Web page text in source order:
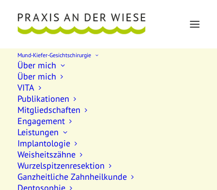
Mund-Kiefer-Gesichtschirurgie
Über mich
Über mich
VITA
Publikationen
Mitgliedschaften
Engagement
Leistungen
Implantologie
Weisheitszähne
Wurzelspitzenresektion
Ganzheitliche Zahnheilkunde
Talk me about